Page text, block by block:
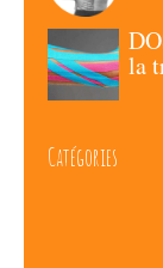
la
Catégories